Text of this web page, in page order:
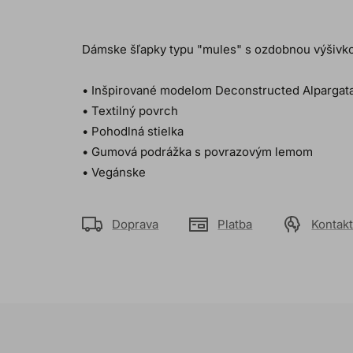
Dámske šľapky typu "mules" s ozdobnou
• Inšpirované modelom Deconstructed
• Textilný povrch
• Pohodlná stielka
• Gumová podrážka s povrazovým lemom
• Vegánske
Doprava Platba Kontakt